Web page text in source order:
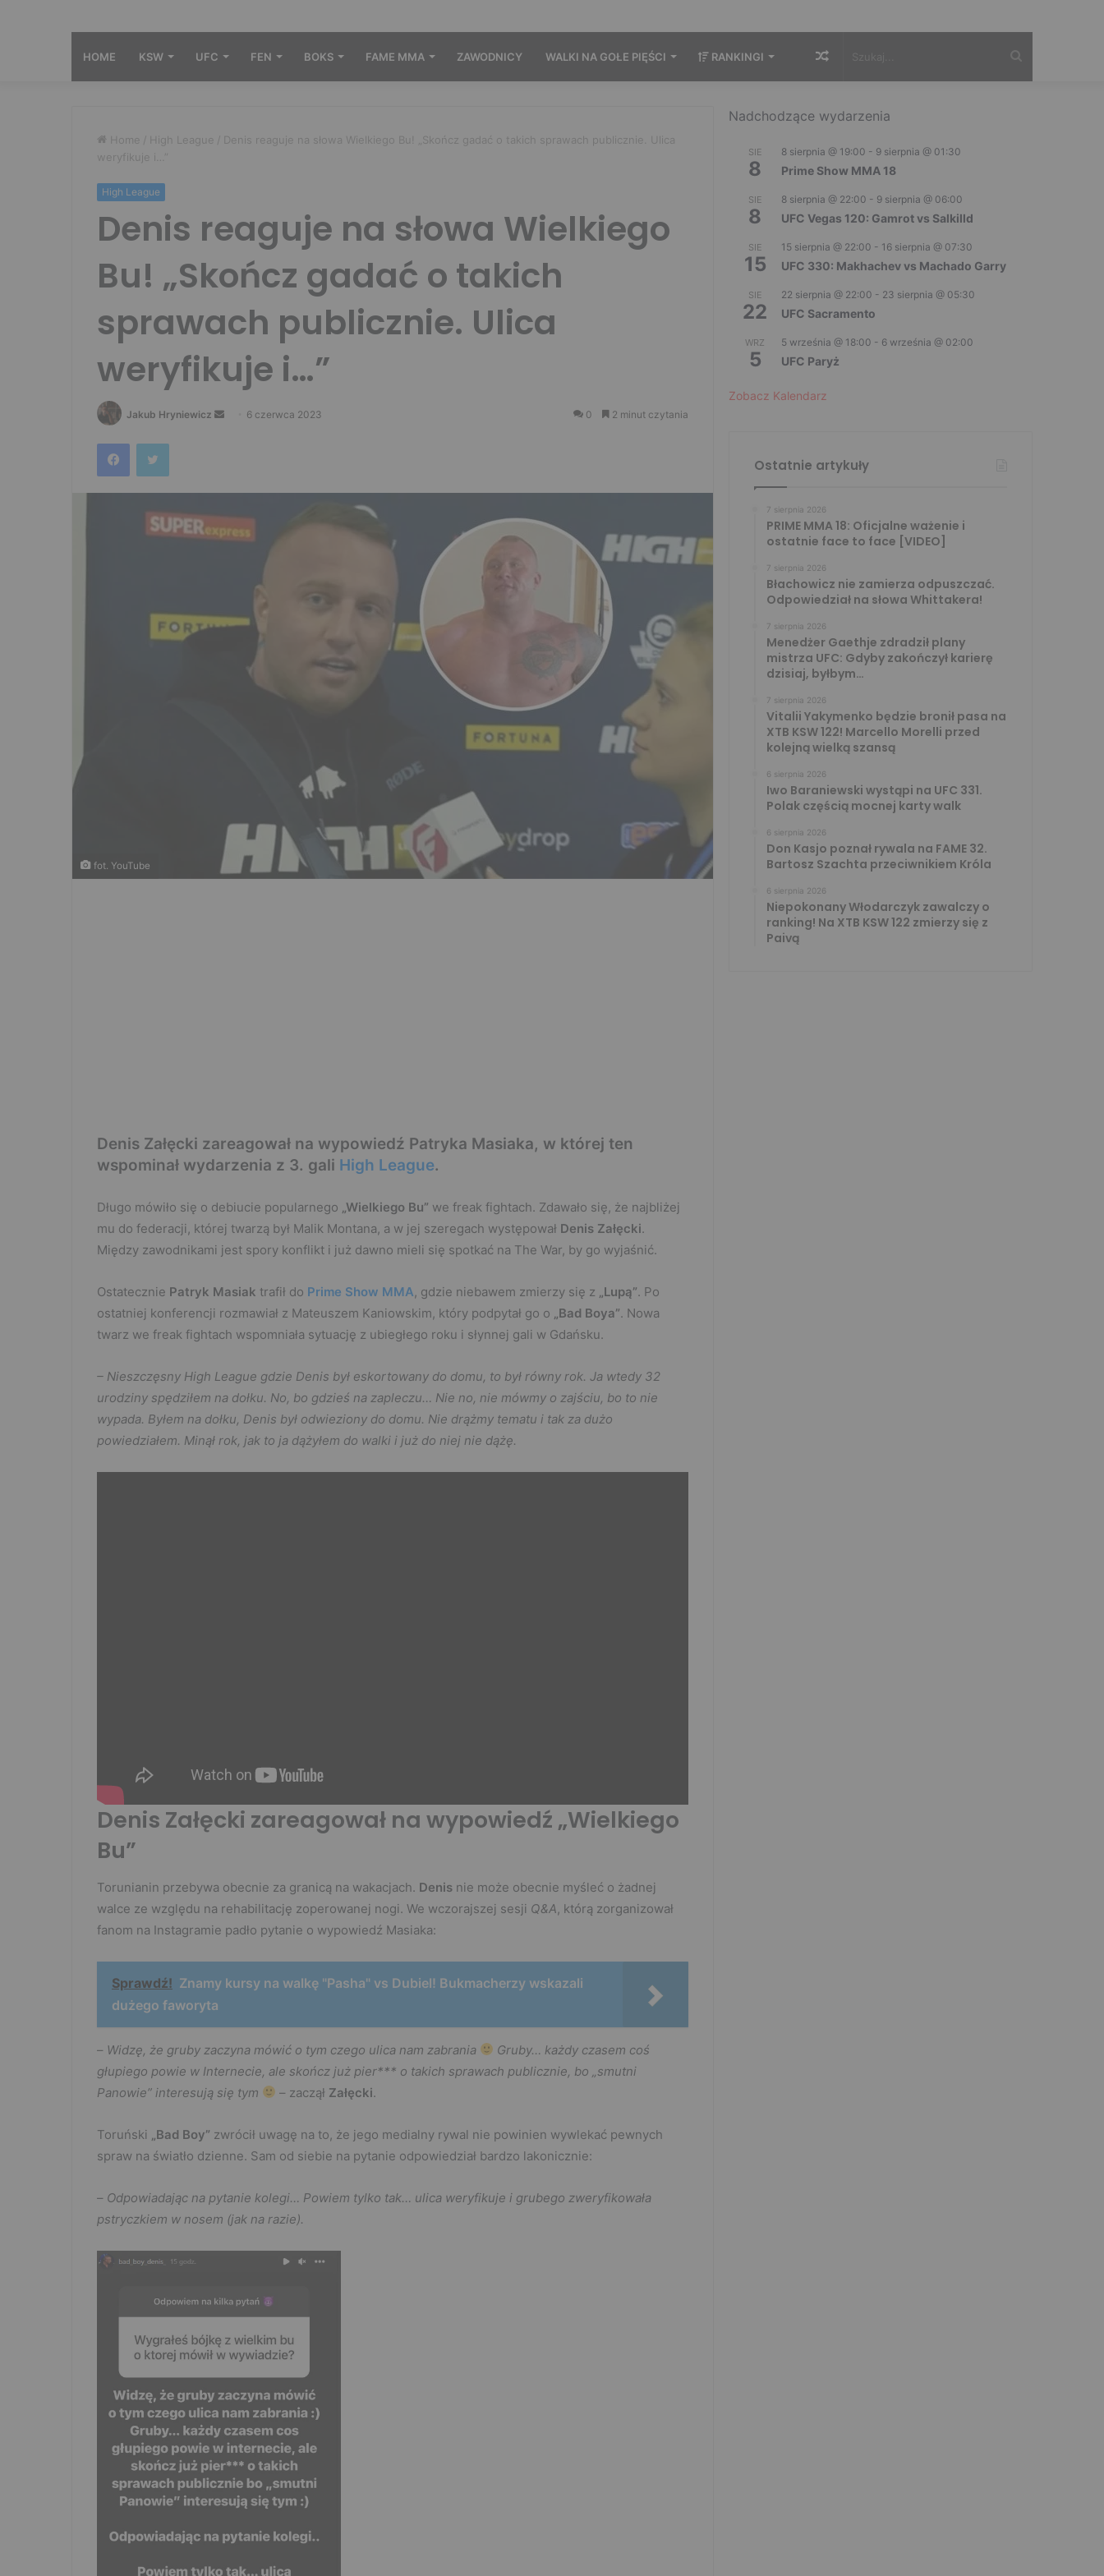
HOME KSW UFC FEN BOKS FAME MMA ZAWODNICY WALKI NA GOŁE PIĘŚCI RANKINGI Losowy
Home / High League /
Denis reaguje na słowa Wielkiego Bu! „Skończ gadać o takich sprawach publicznie. Ulica
weryfikuje i…”
High League
Denis reaguje na słowa Wielkiego
Bu! „Skończ gadać o takich
sprawach publicznie. Ulica
weryfikuje i…”
Jakub Hryniewicz
Send 6 czerwca 2023 0 2 minut czytania
FacebookTwitter
fot. YouTube
Denis Załęcki zareagował na wypowiedź Patryka Masiaka, w której ten
wspominał wydarzenia z 3. gali High League.
Długo mówiło się o debiucie popularnego „Wielkiego Bu” we freak fightach. Zdawało się, że najbliżej
mu do federacji, której twarzą był Malik Montana, a w jej szeregach występował Denis Załęcki.
Między zawodnikami jest spory konflikt i już dawno mieli się spotkać na The War, by go wyjaśnić.
Ostatecznie Patryk Masiak trafił do Prime Show MMA, gdzie niebawem zmierzy się z „Lupą”. Po
ostatniej konferencji rozmawiał z Mateuszem Kaniowskim, który podpytał go o „Bad Boya”. Nowa
twarz we freak fightach wspomniała sytuację z ubiegłego roku i słynnej gali w Gdańsku.
– Nieszczęsny High League gdzie Denis był eskortowany do domu, to był równy rok. Ja wtedy 32
urodziny spędziłem na dołku. No, bo gdzieś na zapleczu… Nie no, nie mówmy o zajściu, bo to nie
wypada. Byłem na dołku, Denis był odwieziony do domu. Nie drążmy tematu i tak za dużo
powiedziałem. Minął rok, jak to ja dążyłem do walki i już do niej nie dążę.
Denis Załęcki zareagował na wypowiedź „Wielkiego
Bu”
Torunianin przebywa obecnie za granicą na wakacjach. Denis nie może obecnie myśleć o żadnej
walce ze względu na rehabilitację zoperowanej nogi. We wczorajszej sesji Q&A, którą zorganizował
fanom na Instagramie padło pytanie o wypowiedź Masiaka:
Sprawdź! Znamy kursy na walkę "Pasha" vs Dubiel! Bukmacherzy wskazali
dużego faworyta
– Widzę, że gruby zaczyna mówić o tym czego ulica nam zabrania
Gruby… każdy czasem coś
głupiego powie w Internecie, ale skończ już pier*** o takich sprawach publicznie, bo „smutni
Panowie” interesują się tym
– zaczął Załęcki.
Toruński „Bad Boy” zwrócił uwagę na to, że jego medialny rywal nie powinien wywlekać pewnych
spraw na światło dzienne. Sam od siebie na pytanie odpowiedział bardzo lakonicznie:
– Odpowiadając na pytanie kolegi… Powiem tylko tak… ulica weryfikuje i grubego zweryfikowała
pstryczkiem w nosem (jak na razie).
Nadchodzące wydarzenia
SIE
8
8 sierpnia @ 19:00 - 9 sierpnia @ 01:30
Prime Show MMA 18
SIE
8
8 sierpnia @ 22:00 - 9 sierpnia @ 06:00
UFC Vegas 120: Gamrot vs Salkilld
SIE
15
15 sierpnia @ 22:00 - 16 sierpnia @ 07:30
UFC 330: Makhachev vs Machado Garry
SIE
22
22 sierpnia @ 22:00 - 23 sierpnia @ 05:30
UFC Sacramento
WRZ
5
5 września @ 18:00 - 6 września @ 02:00
UFC Paryż
Zobacz Kalendarz
Ostatnie artykuły
7 sierpnia 2026
PRIME MMA 18: Oficjalne ważenie i
ostatnie face to face [VIDEO]
7 sierpnia 2026
Błachowicz nie zamierza odpuszczać.
Odpowiedział na słowa Whittakera!
7 sierpnia 2026
Menedżer Gaethje zdradził plany
mistrza UFC: Gdyby zakończył karierę
dzisiaj, byłbym…
7 sierpnia 2026
Vitalii Yakymenko będzie bronił pasa na
XTB KSW 122! Marcello Morelli przed
kolejną wielką szansą
6 sierpnia 2026
Iwo Baraniewski wystąpi na UFC 331.
Polak częścią mocnej karty walk
6 sierpnia 2026
Don Kasjo poznał rywala na FAME 32.
Bartosz Szachta przeciwnikiem Króla
6 sierpnia 2026
Niepokonany Włodarczyk zawalczy o
ranking! Na XTB KSW 122 zmierzy się z
Paivą